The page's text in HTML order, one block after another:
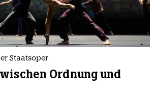
Staatsoper
Ordnung und